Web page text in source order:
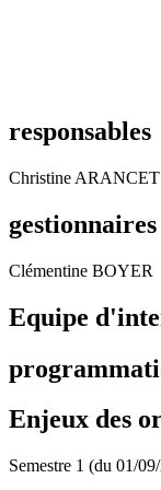
responsables
Christine ARANCET
Clémentine BOYER
Equipe
Enjeux des
Semestre 1 (du 01/